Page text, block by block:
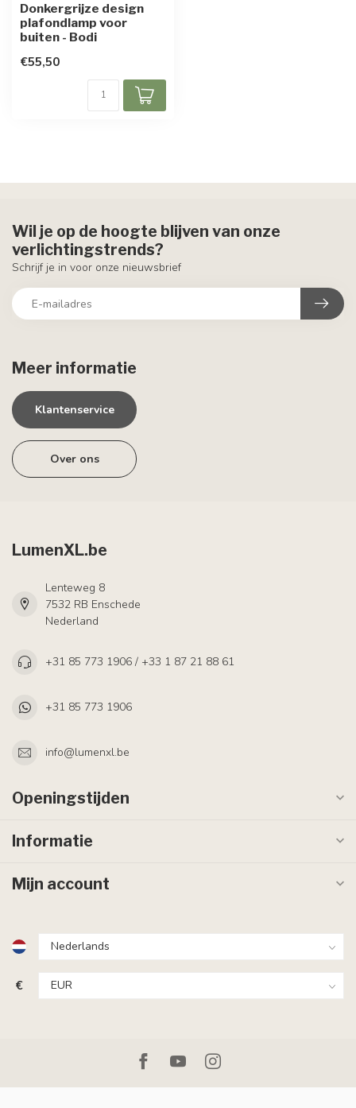
Donkergrijze design
plafondlamp voor
buiten - Bodi
€55,50
Meer informatie
Klantenservice
Over ons
Wil je op de hoogte blijven van onze
verlichtingstrends?
Schrijf je in voor onze nieuwsbrief
LumenXL.be
Lenteweg 8
7532 RB Enschede
Nederland
+31 85 773 1906 / +33 1 87 21 88 61
+31 85 773 1906
info@lumenxl.be
Openingstijden
Informatie
Mijn account
€